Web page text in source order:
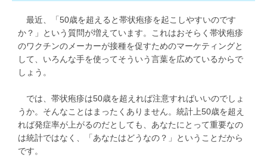
最近、「50歳を超えると帯状疱疹を起こしやすいのです
か？」という質問が増えています。これはおそらく帯状疱疹
のワクチンのメーカーが接種を促すためのマーケティングと
して、いろんな手を使ってそういう言葉を広めているからで
しょう。
では、帯状疱疹は50歳を超えれば注意すればいいのでしょ
うか。そんなことはまったくありません。統計上50歳を超え
れば発症率が上がるのだとしても、あなたにとって重要なの
は統計ではなく、「あなたはどうなの？」ということだから
です。